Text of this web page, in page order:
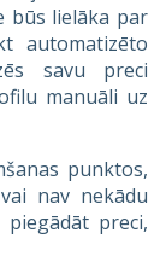
būs lielāka par
automatizēto
savu preci
manuāli uz
punktos,
nav nekādu
preci,